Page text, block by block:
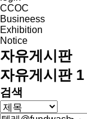
CCOC
Busineess
Exhibition
Notice
자유게시판
자유게시판 1
검색